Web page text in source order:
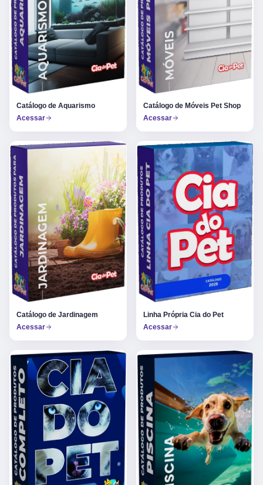
Catálogo de Aquarismo
Acessar
Catálogo de Móveis Pet Shop
Acessar
Catálogo de Jardinagem
Acessar
Linha Própria Cia do Pet
Acessar